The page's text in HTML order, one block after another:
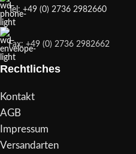
Tel: +49 (0) 2736 2982660
Fax: +49 (0) 2736 2982662
Rechtliches
Kontakt
AGB
Impressum
Versandarten